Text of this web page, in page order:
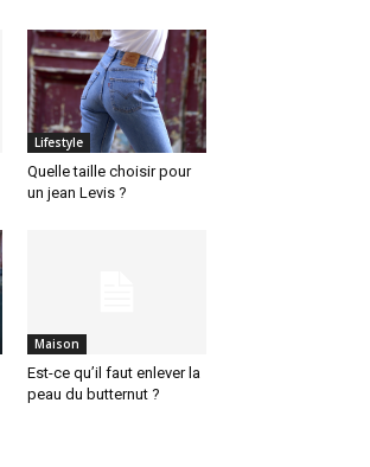
Lifestyle
Quelle taille choisir pour
un jean Levis ?
Maison
Est-ce qu’il faut enlever la
peau du butternut ?